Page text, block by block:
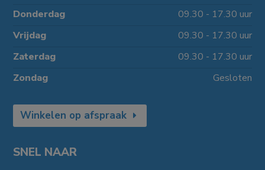
Donderdag
09.30 - 17.30 uur
Vrijdag
09.30 - 17.30 uur
Zaterdag
09.30 - 17.30 uur
Zondag
Gesloten
Winkelen op afspraak
SNEL NAAR